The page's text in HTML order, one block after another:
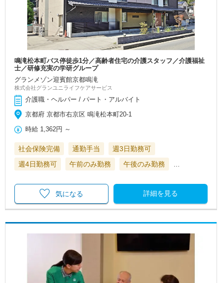
鳴滝松本町バス停徒歩1分／高齢者住宅の介護スタッフ／介護福祉
士／研修充実の学研グループ
グランメゾン迎賓館京都鳴滝
株式会社グランユニライフケアサービス
介護職・ヘルパー / パート・アルバイト
京都府 京都市右京区 鳴滝松本町20-1
時給 1,362円 ～
社会保険完備 通勤手当
週3日勤務可
週4日勤務可
午前のみ勤務 午後のみ勤務
詳細を見る
気になる